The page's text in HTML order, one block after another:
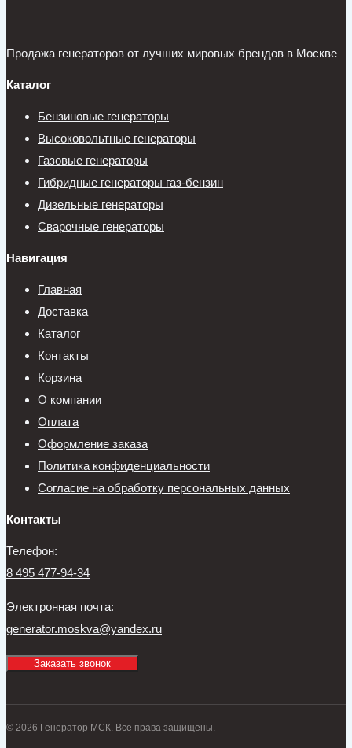
Продажа генераторов от лучших мировых брендов в Москве
Каталог
Бензиновые генераторы
Высоковольтные генераторы
Газовые генераторы
Гибридные генераторы газ-бензин
Дизельные генераторы
Сварочные генераторы
Навигация
Главная
Доставка
Каталог
Контакты
Корзина
О компании
Оплата
Оформление заказа
Политика конфиденциальности
Согласие на обработку персональных данных
Контакты
Телефон:
8 495 477-94-34
Электронная почта:
generator.moskva@yandex.ru
Заказать звонок
© 2026 Генератор МСК. Все права защищены.